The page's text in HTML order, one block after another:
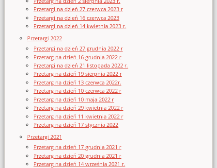
Przetargi na dzień 27 czerwca 2023 r
Przetargi na dzień 16 czerwca 2023
Przetargi na dzień 14 kwietnia 2023 r.
Przetargi 2022
Przetargi na dzień 27 grudnia 2022 r
Przetarg na dzień 16 grudnia 2022 r
Przetargi na dzień 21 listopada 2022 r.
Przetarg na dzień 19 sierpnia 2022 r
Przetarg na dzień 13 czerwca 2022r.
Przetarg na dzień 10 czerwca 2022 r
Przetarg na dzień 10 maja 2022 r
Przetarg na dzień 29 kwietnia 2022 r
Przetarg na dzień 11 kwietnia 2022 r
Przetarg na dzień 17 stycznia 2022
Przetargi 2021
Przetarg na dzień 17 grudnia 2021 r
Przetarg na dzień 20 grudnia 2021 r
Przetarg na dzień 14 września 2021 r.